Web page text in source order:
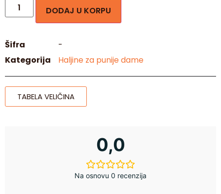
DODAJ U KORPU
Šifra
-
Kategorija
Haljine za punije dame
TABELA VELIČINA
0,0
Na osnovu 0 recenzija